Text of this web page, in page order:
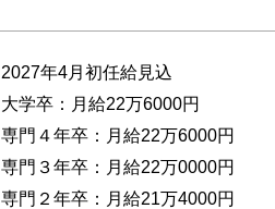
2027年4月初任給見込
大学卒：月給22万6000円
専門４年卒：月給22万6000円
専門３年卒：月給22万0000円
専門２年卒：月給21万4000円